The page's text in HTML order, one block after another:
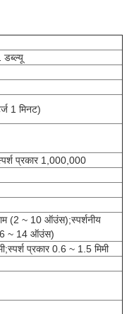
डब्ल्यू
1 मिनट)
प्रकार 1,000,000
(2 ~ 10 ऑउंस);स्पर्शनीय
~ 14 ऑउंस)
प्रकार 0.6 ~ 1.5 मिमी